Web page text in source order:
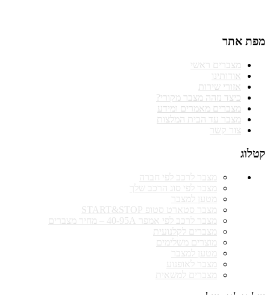
מפת אתר
מצברים ראשי
אודותינו
אזורי שירות
כיצד נזהה מצבר מקורי?
מצברים מאמרים ומידע
מצבר עד הבית המלצות
צור קשר
קטלוג
מצבר לרכב לפי חברה
מצבר לפי סוג הרכב שלך
מטען למצבר
מצבר סטארט סטופ START&STOP
מצבר לרכב לפי אמפר 40-95A – מחיר מצברים
מצברים לקלנועית
מוצרים משלימים
מטען למצבר
מצבר לאופנוע
מצברים למשאית